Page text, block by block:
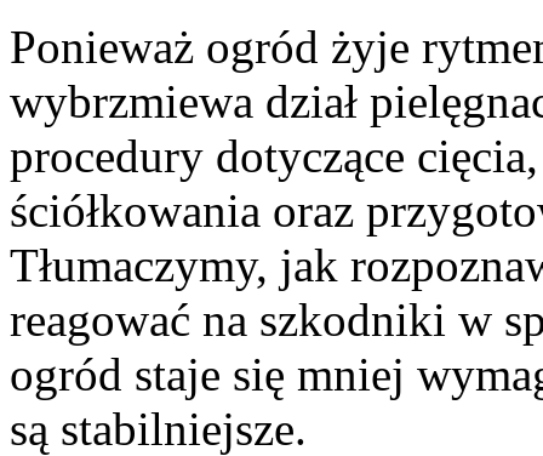
Ponieważ ogród żyje
wybrzmiewa dział
procedury dotyczące
ściółkowania oraz
Tłumaczymy, jak
reagować na szkodniki w
ogród staje się mniej
są stabilniejsze.